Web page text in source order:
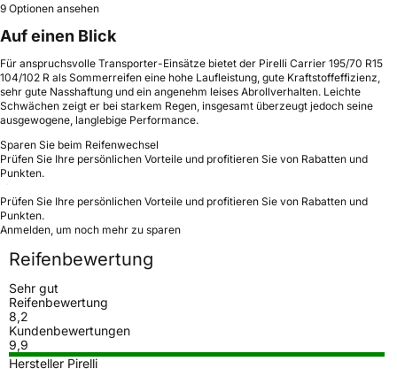
9 Optionen ansehen
Auf einen Blick
Für anspruchsvolle Transporter-Einsätze bietet der Pirelli Carrier 195/70 R15
104/102 R als Sommerreifen eine hohe Laufleistung, gute Kraftstoffeffizienz,
sehr gute Nasshaftung und ein angenehm leises Abrollverhalten. Leichte
Schwächen zeigt er bei starkem Regen, insgesamt überzeugt jedoch seine
ausgewogene, langlebige Performance.
Sparen Sie beim Reifenwechsel
Prüfen Sie Ihre persönlichen Vorteile und profitieren Sie von Rabatten und
Punkten.
Prüfen Sie Ihre persönlichen Vorteile und profitieren Sie von Rabatten und
Punkten.
Anmelden, um noch mehr zu sparen
Reifenbewertung
Sehr gut
Reifenbewertung
8,2
Kundenbewertungen
9,9
Hersteller Pirelli